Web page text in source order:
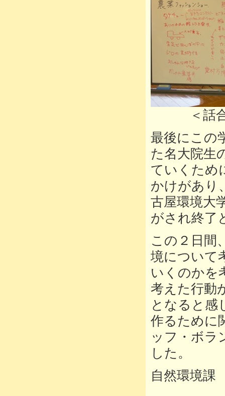
＜話合
最後にこの
た名大院生
ていくため
かけがあり
古屋環境大
がされ終了
この２日間
境について
いくのかを
考えた行動
となると感
作るために
ッフ・ボラ
した。
自然環境課